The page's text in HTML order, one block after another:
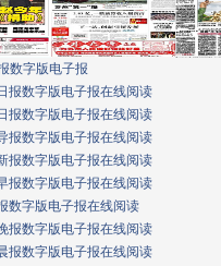
数字版电子报
报数字版电子报在线阅读
报数字版电子报在线阅读
报数字版电子报在线阅读
报数字版电子报在线阅读
报数字版电子报在线阅读
数字版电子报在线阅读
报数字版电子报在线阅读
报数字版电子报在线阅读